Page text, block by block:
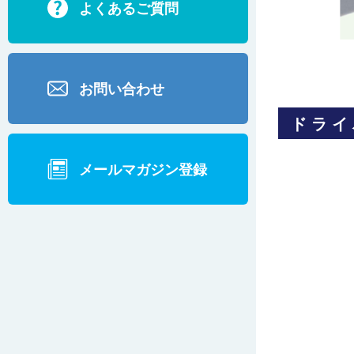
よくあるご質問
お問い合わせ
メールマガジン登録
ドラ